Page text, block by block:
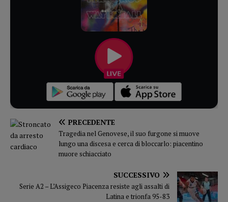
PRECEDENTE
Tragedia nel Genovese, il suo furgone si muove
lungo una discesa e cerca di bloccarlo: piacentino
muore schiacciato
SUCCESSIVO
Serie A2 – L’Assigeco Piacenza resiste agli assalti di
Latina e trionfa 95-83